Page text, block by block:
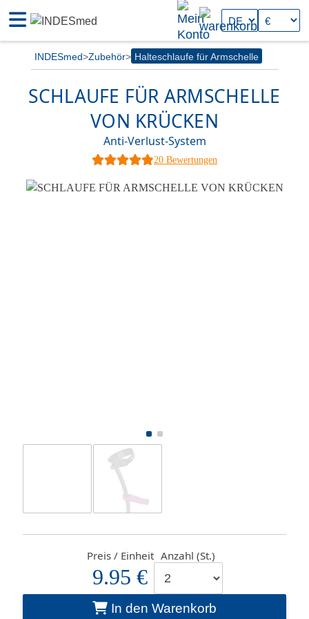
INDESmed Zubehör Halteschlaufe für Armschelle
SCHLAUFE FÜR ARMSCHELLE
VON KRÜCKEN
Anti-Verlust-System
20 Bewertungen
Preis / Einheit
9.95 €
Anzahl (St.)
In den Warenkorb